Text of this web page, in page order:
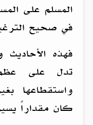
المسلم على
في صحيح
فهذه
تدل على
واستقطاعها
كان مقداراً